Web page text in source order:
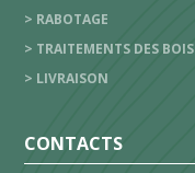
> RABOTAGE
> TRAITEMENTS DES BOIS
> LIVRAISON
CONTACTS